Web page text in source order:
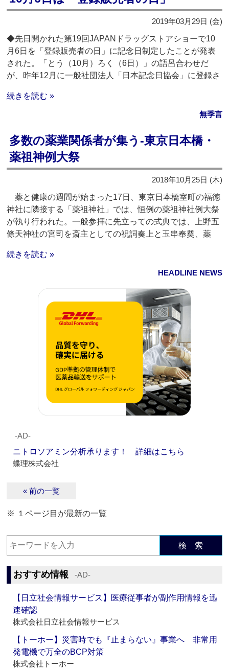
2019年03月29日 (金)
◆先日開かれた第19回JAPANドラッグストアショーで10
月6日を「登録販売者の日」に記念日制定したことが発表
された。「とう（10月）ろく（6日）」の語呂合わせだ
が、昨年12月に一般社団法人「日本記念日協会」に登録さ
続きを読む »
無季言
多数の薬業関係者が集う‐東京日本橋・
薬祖神例大祭
2018年10月25日 (木)
薬と健康の週間が始まった17日、東京日本橋室町の福徳
神社に隣接する「薬祖神社」では、恒例の薬祖神社例大祭
が執り行われた。一般参拝に先立っての式典では、上野五
條天神社の宮司を斎主としての祝詞奏上と玉串奉奠、薬
続きを読む »
HEADLINE NEWS
‐AD‐
ニトロソアミン分析承ります！ 詳細はこちら
蝶理株式会社
« 前の一覧
※ １ページ目が最新の一覧
検 索
おすすめ情報 ‐AD‐
【日立社会情報サービス】医療従事者が副作用情報を迅
速確認
株式会社日立社会情報サービス
【トーホー】災害時でも『止まらない』事業へ 非常用
発電機で万全のBCP対策
株式会社トーホー